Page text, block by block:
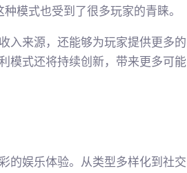
模式也受到了很多玩家的青睐。
入来源，还能够为玩家提供更多的
模式还将持续创新，带来更多可能
的娱乐体验。从类型多样化到社交